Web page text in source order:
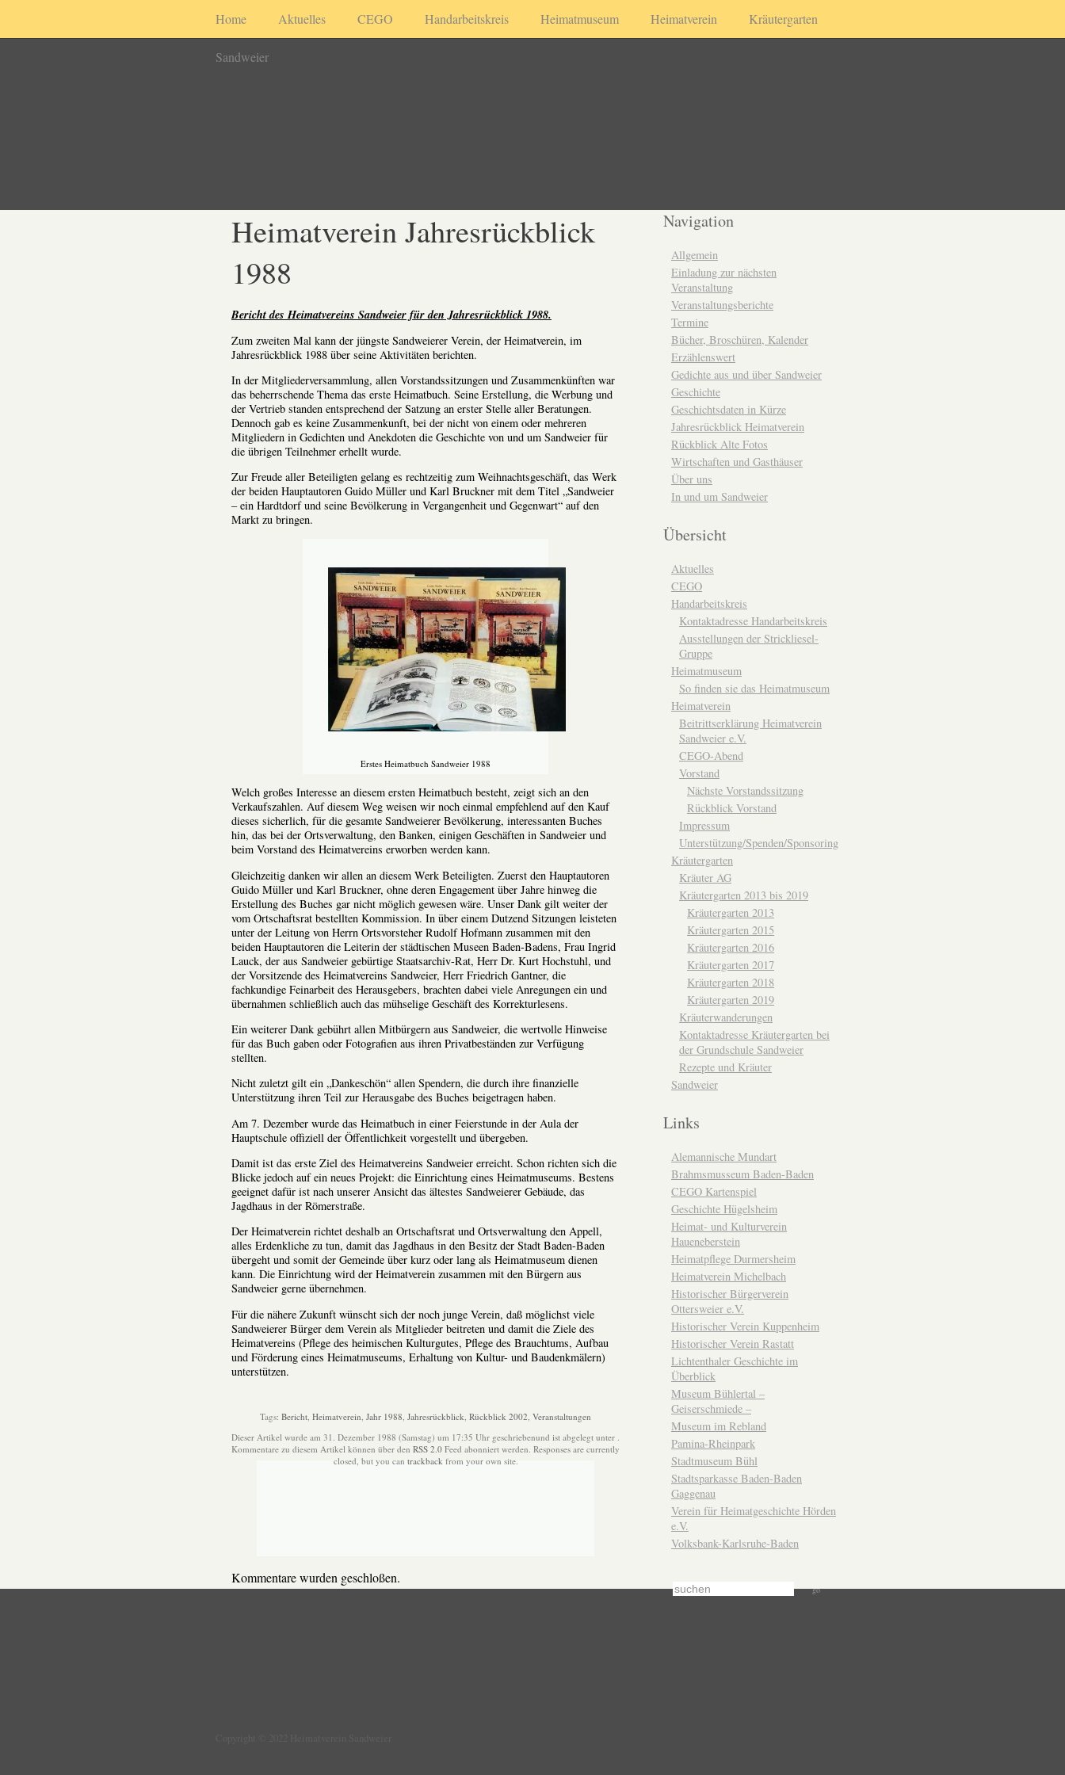
Home Aktuelles CEGO Handarbeitskreis Heimatmuseum Heimatverein Kräutergarten
Sandweier
Heimatverein Jahresrückblick
1988
Bericht des Heimatvereins Sandweier für den Jahresrückblick 1988.
Zum zweiten Mal kann der jüngste Sandweierer Verein, der Heimatverein, im
Jahresrückblick 1988 über seine Aktivitäten berichten.
In der Mitgliederversammlung, allen Vorstandssitzungen und Zusammenkünften war
das beherrschende Thema das erste Heimatbuch. Seine Erstellung, die Werbung und
der Vertrieb standen entsprechend der Satzung an erster Stelle aller Beratungen.
Dennoch gab es keine Zusammenkunft, bei der nicht von einem oder mehreren
Mitgliedern in Gedichten und Anekdoten die Geschichte von und um Sandweier für
die übrigen Teilnehmer erhellt wurde.
Zur Freude aller Beteiligten gelang es rechtzeitig zum Weihnachtsgeschäft, das Werk
der beiden Hauptautoren Guido Müller und Karl Bruckner mit dem Titel „Sandweier
– ein Hardtdorf und seine Bevölkerung in Vergangenheit und Gegenwart“ auf den
Markt zu bringen.
Erstes Heimatbuch Sandweier 1988
Welch großes Interesse an diesem ersten Heimatbuch besteht, zeigt sich an den
Verkaufszahlen. Auf diesem Weg weisen wir noch einmal empfehlend auf den Kauf
dieses sicherlich, für die gesamte Sandweierer Bevölkerung, interessanten Buches
hin, das bei der Ortsverwaltung, den Banken, einigen Geschäften in Sandweier und
beim Vorstand des Heimatvereins erworben werden kann.
Gleichzeitig danken wir allen an diesem Werk Beteiligten. Zuerst den Hauptautoren
Guido Müller und Karl Bruckner, ohne deren Engagement über Jahre hinweg die
Erstellung des Buches gar nicht möglich gewesen wäre. Unser Dank gilt weiter der
vom Ortschaftsrat bestellten Kommission. In über einem Dutzend Sitzungen leisteten
unter der Leitung von Herrn Ortsvorsteher Rudolf Hofmann zusammen mit den
beiden Hauptautoren die Leiterin der städtischen Museen Baden-Badens, Frau Ingrid
Lauck, der aus Sandweier gebürtige Staatsarchiv-Rat, Herr Dr. Kurt Hochstuhl, und
der Vorsitzende des Heimatvereins Sandweier, Herr Friedrich Gantner, die
fachkundige Feinarbeit des Herausgebers, brachten dabei viele Anregungen ein und
übernahmen schließlich auch das mühselige Geschäft des Korrekturlesens.
Ein weiterer Dank gebührt allen Mitbürgern aus Sandweier, die wertvolle Hinweise
für das Buch gaben oder Fotografien aus ihren Privatbeständen zur Verfügung
stellten.
Nicht zuletzt gilt ein „Dankeschön“ allen Spendern, die durch ihre finanzielle
Unterstützung ihren Teil zur Herausgabe des Buches beigetragen haben.
Am 7. Dezember wurde das Heimatbuch in einer Feierstunde in der Aula der
Hauptschule offiziell der Öffentlichkeit vorgestellt und übergeben.
Damit ist das erste Ziel des Heimatvereins Sandweier erreicht. Schon richten sich die
Blicke jedoch auf ein neues Projekt: die Einrichtung eines Heimatmuseums. Bestens
geeignet dafür ist nach unserer Ansicht das ältestes Sandweierer Gebäude, das
Jagdhaus in der Römerstraße.
Der Heimatverein richtet deshalb an Ortschaftsrat und Ortsverwaltung den Appell,
alles Erdenkliche zu tun, damit das Jagdhaus in den Besitz der Stadt Baden-Baden
übergeht und somit der Gemeinde über kurz oder lang als Heimatmuseum dienen
kann. Die Einrichtung wird der Heimatverein zusammen mit den Bürgern aus
Sandweier gerne übernehmen.
Für die nähere Zukunft wünscht sich der noch junge Verein, daß möglichst viele
Sandweierer Bürger dem Verein als Mitglieder beitreten und damit die Ziele des
Heimatvereins (Pflege des heimischen Kulturgutes, Pflege des Brauchtums, Aufbau
und Förderung eines Heimatmuseums, Erhaltung von Kultur- und Baudenkmälern)
unterstützen.
Tags: Bericht Heimatverein Jahr 1988 Jahresrückblick Rückblick 2002 Veranstaltungen
Dieser Artikel wurde am 31. Dezember 1988 (Samstag) um 17:35 Uhr geschriebenund ist abgelegt unter .
Kommentare zu diesem Artikel können über den RSS 2.0 Feed abonniert werden. Responses are currently
closed, but you can trackbackfrom your own site.
Kommentare wurden geschloßen.
Navigation
Allgemein
Einladung zur nächsten
Veranstaltung
Veranstaltungsberichte
Termine
Bücher, Broschüren, Kalender
Erzählenswert
Gedichte aus und über Sandweier
Geschichte
Geschichtsdaten in Kürze
Jahresrückblick Heimatverein
Rückblick Alte Fotos
Wirtschaften und Gasthäuser
Über uns
In und um Sandweier
Übersicht
Aktuelles
CEGO
Handarbeitskreis
Kontaktadresse Handarbeitskreis
Ausstellungen der Strickliesel-
Gruppe
Heimatmuseum
So finden sie das Heimatmuseum
Heimatverein
Beitrittserklärung Heimatverein
Sandweier e.V.
CEGO-Abend
Vorstand
Nächste Vorstandssitzung
Rückblick Vorstand
Impressum
Unterstützung/Spenden/Sponsoring
Kräutergarten
Kräuter AG
Kräutergarten 2013 bis 2019
Kräutergarten 2013
Kräutergarten 2015
Kräutergarten 2016
Kräutergarten 2017
Kräutergarten 2018
Kräutergarten 2019
Kräuterwanderungen
Kontaktadresse Kräutergarten bei
der Grundschule Sandweier
Rezepte und Kräuter
Sandweier
Links
Alemannische Mundart
Brahmsmusseum Baden-Baden
CEGO Kartenspiel
Geschichte Hügelsheim
Heimat- und Kulturverein
Haueneberstein
Heimatpflege Durmersheim
Heimatverein Michelbach
Historischer Bürgerverein
Ottersweier e.V.
Historischer Verein Kuppenheim
Historischer Verein Rastatt
Lichtenthaler Geschichte im
Überblick
Museum Bühlertal –
Geiserschmiede –
Museum im Rebland
Pamina-Rheinpark
Stadtmuseum Bühl
Stadtsparkasse Baden-Baden
Gaggenau
Verein für Heimatgeschichte Hörden
e.V.
Volksbank-Karlsruhe-Baden